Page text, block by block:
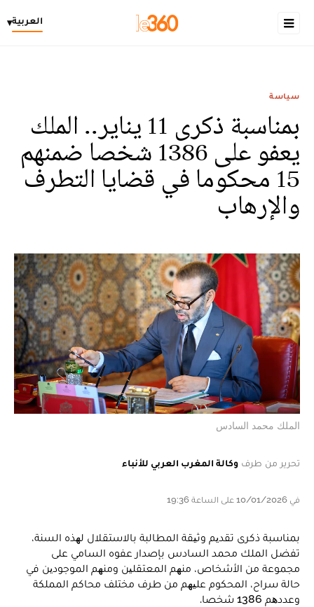
العربية▾
سياسة
بمناسبة ذكرى 11 ینایر.. الملك
يعفو على 1386 شخصا ضمنهم
15 محكوما في قضايا التطرف
والإرهاب
الملك محمد السادس
تحرير من طرف وكالة المغرب العربي للأنباء
في 10/01/2026 على الساعة 19:36
بمناسبة ذكرى تقدیم وثیقة المطالبة بالاستقلال لھذه السنة،
تفضل الملك محمد السادس بإصدار عفوه السامي على
مجموعة من الأشخاص، منھم المعتقلین ومنھم الموجودین في
حالة سراح، المحكوم علیھم من طرف مختلف محاكم المملكة
وعددھم 1386 شخصا.